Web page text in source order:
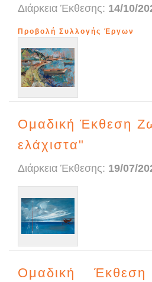
Διάρκεια Έκθεσης: 14/10/
Προβολή Συλλογής Έργων
Ομαδική Έκθεση
ελάχιστα"
Διάρκεια Έκθεσης: 19/07/
Ομαδική Έκθεση